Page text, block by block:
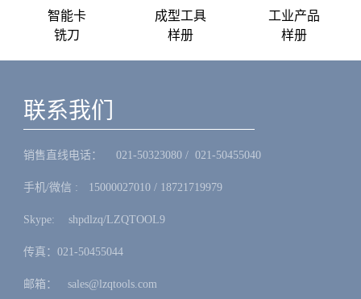
智能卡
铣刀
成型工具
样册
工业产品
样册
联系我们
销售直线电话：ㅤ 021-50323080 / 021-50455040
手机/微信 :ㅤ15000027010 / 18721719979
Skype: ㅤshpdlzq/LZQTOOL9
传真：021-50455044
邮箱：ㅤsales@lzqtools.com